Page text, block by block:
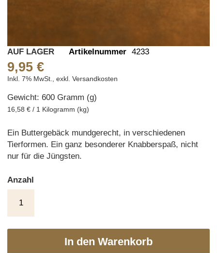
Skip
to
the
of
the
gallery
AUF LAGER Artikelnummer 4233
9,95 €
Inkl. 7% MwSt., exkl. Versandkosten
Gewicht: 600 Gramm (g)
16,58 € / 1 Kilogramm (kg)
Ein Buttergebäck mundgerecht, in verschiedenen
Tierformen. Ein ganz besonderer Knabberspaß, nicht
nur für die Jüngsten.
Anzahl
In den Warenkorb